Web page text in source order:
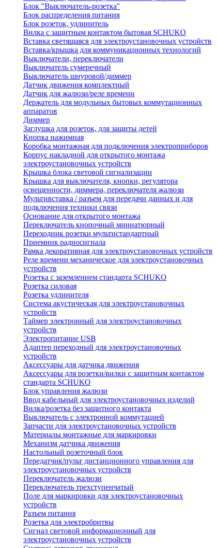
Блок "Выключатель-розетка"
Блок распределения питания
Блок розеток, удлинитель
Вилка с защитным контактом бытовая SCHUKO
Вставка светящаяся для электроустановочных устройств
Вставка/крышка для коммуникационных технологий
Выключатели, переключатели
Выключатель сумеречный
Выключатель шнуровой/диммер
Датчик движения комплектный
Датчик для жалюзи/реле времени
Держатель для модульных бытовых коммутационных
аппаратов
Диммер
Заглушка для розеток, для защиты детей
Кнопка нажимная
Коробка монтажная для подключения электроприборов
Корпус накладной для открытого монтажа
электроустановочных устройств
Крышка блока световой сигнализации
Крышка для выключателя, кнопки, регулятора
освещенности, диммера, переключателя жалюзи
Мультивставка / разъем для передачи данных и для
подключения техники связи
Основание для открытого монтажа
Переключатель кнопочный миниатюрный
Переходник розетки мультистандартный
Приемник радиосигнала
Рамка декоративная для электроустановочных устройств
Реле времени механическое для электроустановочных
устройств
Розетка с заземлением стандарта SCHUKO
Розетка силовая
Розетка удлинителя
Система акустическая для электроустановочных
устройств
Таймер электронный для электроустановочных
устройств
Электропитание USB
Адаптер переходный для электроустановочных
устройств
Аксессуары для датчика движения
Аксессуары для розетки/вилки с защитным контактом
стандарта SCHUKO
Блок управления жалюзи
Ввод кабельный для электроустановочных изделий
Вилка/розетка без защитного контакта
Выключатель с электронной коммутацией
Запчасти для электроустановочных устройств
Материалы монтажные для маркировки
Механизм датчика движения
Настольный розеточный блок
Передатчик/пульт дистанционного управления для
электроустановочных устройств
Переключатель жалюзи
Переключатель трехступенчатый
Поле для маркировки для электроустановочных
устройств
Разъем питания
Розетка для электробритвы
Сигнал световой информационный для
электроустановочных устройств